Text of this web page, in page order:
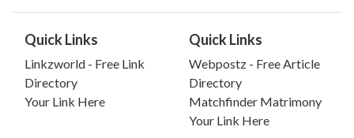
Quick Links
Linkzworld - Free Link
Directory
Your Link Here
Quick Links
Webpostz - Free Article
Directory
Matchfinder Matrimony
Your Link Here